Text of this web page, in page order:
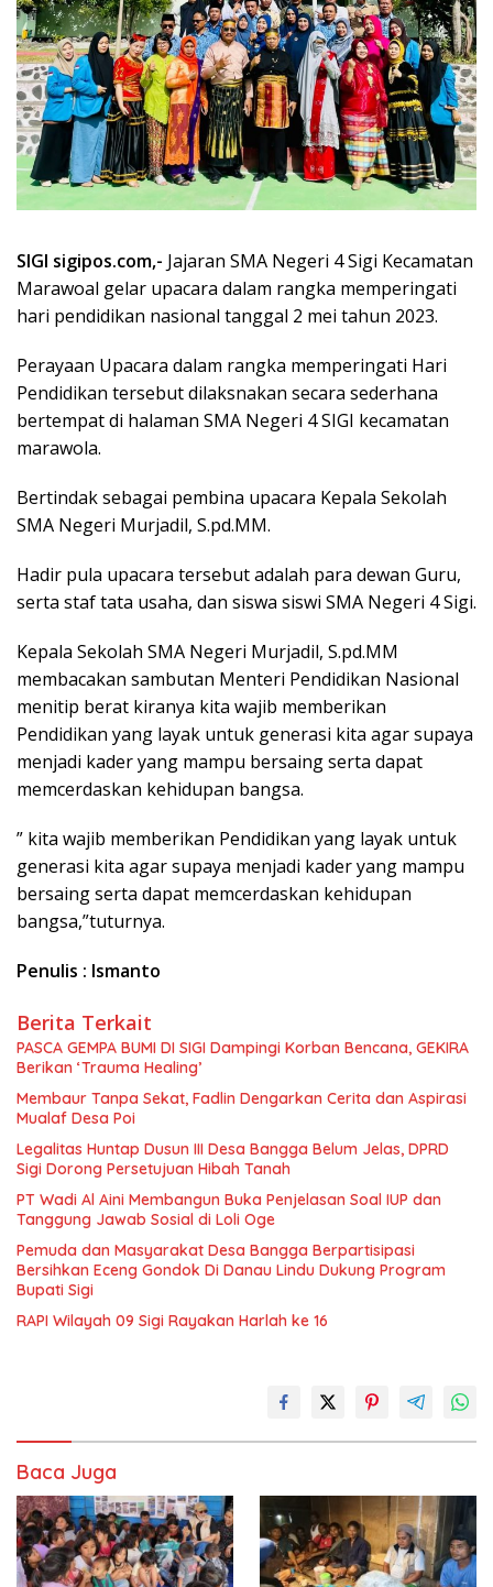
SIGI sigipos.com,- Jajaran SMA Negeri 4 Sigi Kecamatan
Marawoal gelar upacara dalam rangka memperingati
hari pendidikan nasional tanggal 2 mei tahun 2023.
Perayaan Upacara dalam rangka memperingati Hari
Pendidikan tersebut dilaksnakan secara sederhana
bertempat di halaman SMA Negeri 4 SIGI kecamatan
marawola.
Bertindak sebagai pembina upacara Kepala Sekolah
SMA Negeri Murjadil, S.pd.MM.
Hadir pula upacara tersebut adalah para dewan Guru,
serta staf tata usaha, dan siswa siswi SMA Negeri 4 Sigi.
Kepala Sekolah SMA Negeri Murjadil, S.pd.MM
membacakan sambutan Menteri Pendidikan Nasional
menitip berat kiranya kita wajib memberikan
Pendidikan yang layak untuk generasi kita agar supaya
menjadi kader yang mampu bersaing serta dapat
memcerdaskan kehidupan bangsa.
” kita wajib memberikan Pendidikan yang layak untuk
generasi kita agar supaya menjadi kader yang mampu
bersaing serta dapat memcerdaskan kehidupan
bangsa,”tuturnya.
Penulis : Ismanto
Berita Terkait
PASCA GEMPA BUMI DI SIGI Dampingi Korban Bencana, GEKIRA
Berikan ‘Trauma Healing’
Membaur Tanpa Sekat, Fadlin Dengarkan Cerita dan Aspirasi
Mualaf Desa Poi
Legalitas Huntap Dusun III Desa Bangga Belum Jelas, DPRD
Sigi Dorong Persetujuan Hibah Tanah
PT Wadi Al Aini Membangun Buka Penjelasan Soal IUP dan
Tanggung Jawab Sosial di Loli Oge
Pemuda dan Masyarakat Desa Bangga Berpartisipasi
Bersihkan Eceng Gondok Di Danau Lindu Dukung Program
Bupati Sigi
RAPI Wilayah 09 Sigi Rayakan Harlah ke 16
Baca Juga